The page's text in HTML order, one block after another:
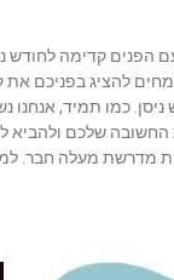
הפנים קדימה לחודש
להציג בפניכם את
ניסן. כמו תמיד, אנחנו
החשובה שלכם ולהביא
מדרשת מעלה חבר.